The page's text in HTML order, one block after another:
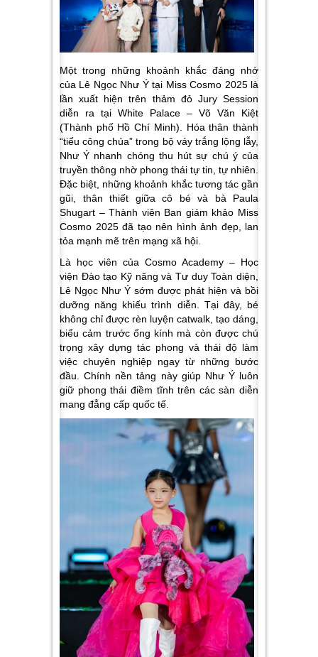
Một trong những khoảnh khắc đáng nhớ
của Lê Ngọc Như Ý tại Miss Cosmo 2025 là
lần xuất hiện trên thảm đỏ Jury Session
diễn ra tại White Palace – Võ Văn Kiệt
(Thành phố Hồ Chí Minh). Hóa thân thành
“tiểu công chúa” trong bộ váy trắng lộng lẫy,
Như Ý nhanh chóng thu hút sự chú ý của
truyền thông nhờ phong thái tự tin, tự nhiên.
Đặc biệt, những khoảnh khắc tương tác gần
gũi, thân thiết giữa cô bé và bà Paula
Shugart – Thành viên Ban giám khảo Miss
Cosmo 2025 đã tạo nên hình ảnh đẹp, lan
tỏa mạnh mẽ trên mạng xã hội.
Là học viên của Cosmo Academy – Học
viện Đào tạo Kỹ năng và Tư duy Toàn diện,
Lê Ngọc Như Ý sớm được phát hiện và bồi
dưỡng năng khiếu trình diễn. Tại đây, bé
không chỉ được rèn luyện catwalk, tạo dáng,
biểu cảm trước ống kính mà còn được chú
trọng xây dựng tác phong và thái độ làm
việc chuyên nghiệp ngay từ những bước
đầu. Chính nền tảng này giúp Như Ý luôn
giữ phong thái điềm tĩnh trên các sàn diễn
mang đẳng cấp quốc tế.